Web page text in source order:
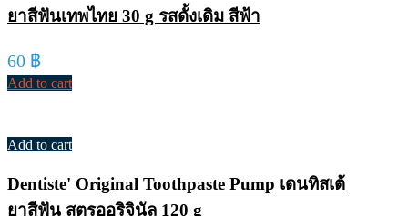
ยาสีฟันเทพไทย 30 g รสดั้งเดิม สีฟ้า
60 ฿
Add to cart
Add to cart
Dentiste' Original Toothpaste Pump เดนทิสเต้
ยาสีฟัน สูตรออริจินัล 120 g